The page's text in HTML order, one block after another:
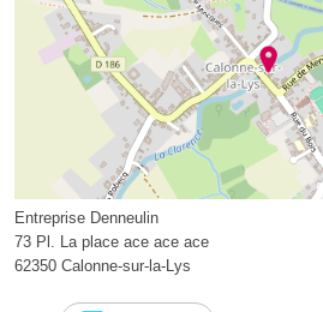
Entreprise Denneulin
73 Pl. La place ace ace ace
62350 Calonne-sur-la-Lys